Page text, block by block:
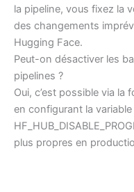
la pipeline, vous fixez la
des changements
Hugging Face.
Peut-on désactiver les
pipelines ?
Oui, c’est possible via
en configurant la
plus propres en